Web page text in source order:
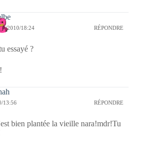
2010/18:24 RÉPONDRE
essayé ?
13:56 RÉPONDRE
bien plantée la vieille nara!mdr!Tu